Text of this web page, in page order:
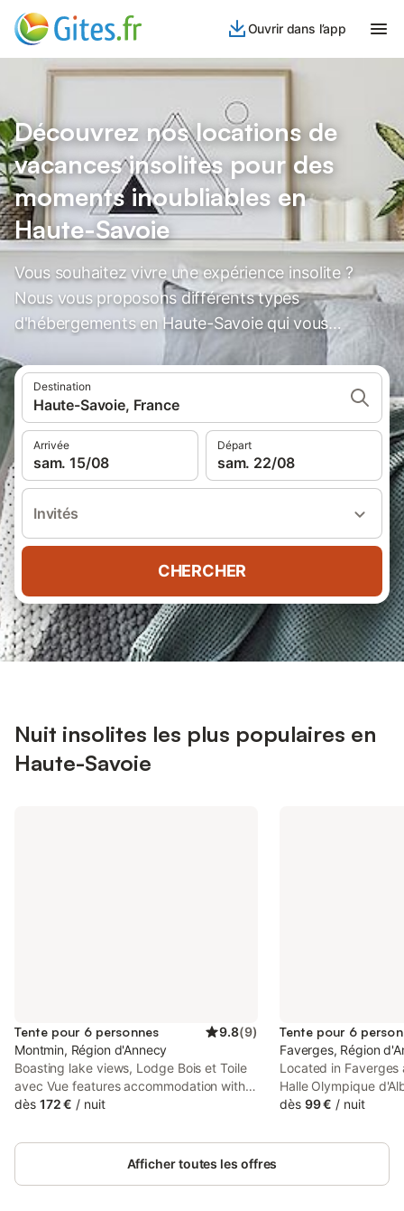
Ouvrir dans l’app
Découvrez nos locations de
vacances insolites pour des
moments inoubliables en
Haute-Savoie
Vous souhaitez vivre une expérience insolite ?
Nous vous proposons différents types
d'hébergements en Haute-Savoie qui vous
laisseront des souvenirs inoubliables.
Destination
Haute-Savoie, France
Arrivée
sam. 15/08
Départ
sam. 22/08
Invités
CHERCHER
Nuit insolites les plus populaires en
Haute-Savoie
Tente pour 6 personnes 9.8(9)
Montmin, Région d'Annecy
Boasting lake views, Lodge Bois et Toile
avec Vue features accommodation with a
garden and a balcony, around 35 km
can take in the views of the mountain
from the terrace, which also has outdoor
dès 172 € / nuit
Tente pour 6
Faverges, Région
Located in
Halle Olympique
Olachat proche
WiFi and free
dès 99 € / nuit
Afficher toutes les offres